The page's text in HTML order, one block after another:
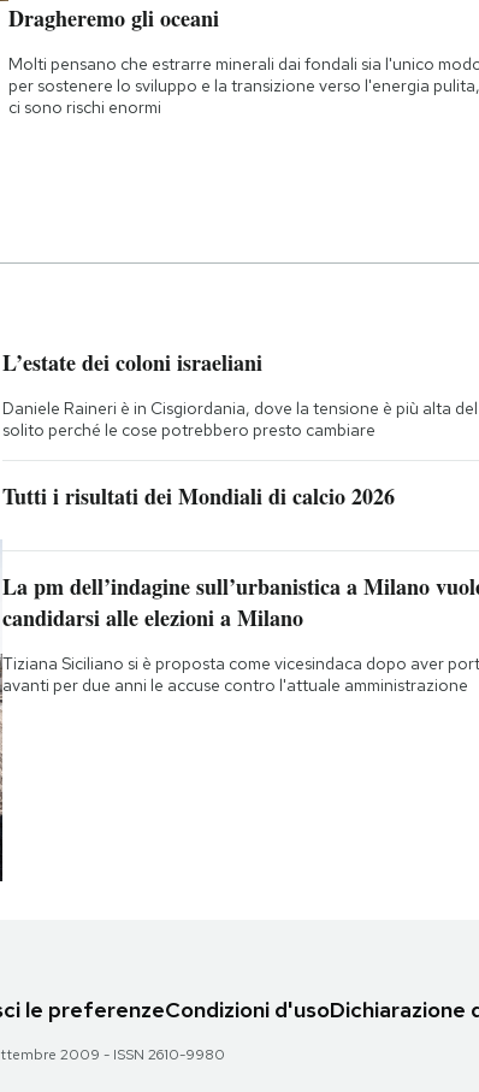
Dragheremo gli oceani
Molti pensano che estrarre minerali dai fondali sia l'unico
per sostenere lo sviluppo e la transizione verso l'energia
ci sono rischi enormi
L’estate dei coloni israeliani
Daniele Raineri è in Cisgiordania, dove la tensione è più alta del
solito perché le cose potrebbero presto cambiare
Tutti i risultati dei Mondiali di calcio 2026
La pm dell’indagine sull’urbanistica a Milano
candidarsi alle elezioni a Milano
Tiziana Siciliano si è proposta come vicesindaca dopo aver
avanti per due anni le accuse contro l'attuale amministrazione
le preferenzeCondizioni d'usoDichiarazione
2009 - ISSN 2610-9980